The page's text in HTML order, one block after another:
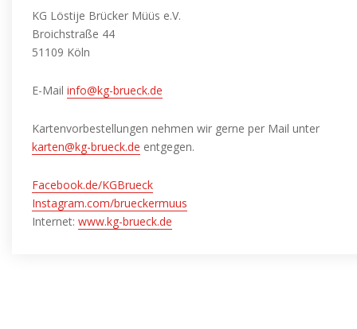
KG Löstije Brücker Müüs e.V.
Broichstraße 44
51109 Köln
E-Mail info@kg-brueck.de
Kartenvorbestellungen nehmen wir gerne per Mail unter
karten@kg-brueck.de entgegen.
Facebook.de/KGBrueck
Instagram.com/brueckermuus
Internet: www.kg-brueck.de